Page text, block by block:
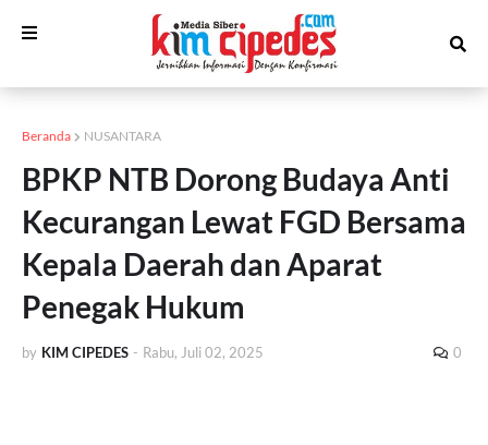
Beranda NUSANTARA
BPKP NTB Dorong Budaya Anti
Kecurangan Lewat FGD Bersama
Kepala Daerah dan Aparat
Penegak Hukum
by KIM CIPEDES - Rabu, Juli 02, 2025 0